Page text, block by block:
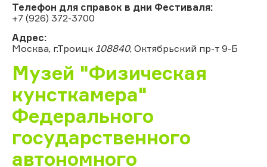
Телефон для справок в дни Фестиваля:
+7 (926) 372-3700
Адрес:
Москва, г.Троицк 108840, Октябрьский пр-т 9-Б
Музей "Физическая
кунсткамера"
Федерального
государственного
автономного